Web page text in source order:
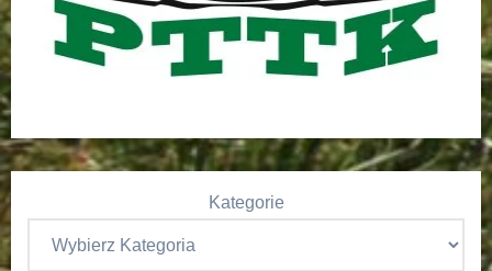
Kategorie